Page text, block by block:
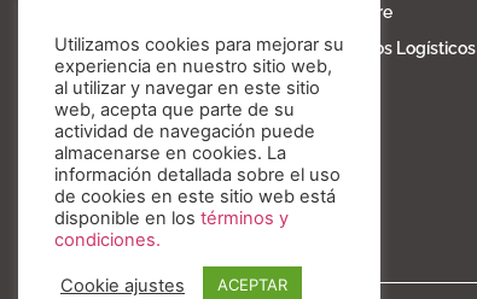
Blog
Fundación Invesa
Nuestros valores
Fibratore
Servicios Logísticos
Utilizamos cookies para mejorar su
experiencia en nuestro sitio web,
al utilizar y navegar en este sitio
web, acepta que parte de su
actividad de navegación puede
almacenarse en cookies. La
información detallada sobre el uso
de cookies en este sitio web está
disponible en los términos y
condiciones.
Cookie ajustes ACEPTAR